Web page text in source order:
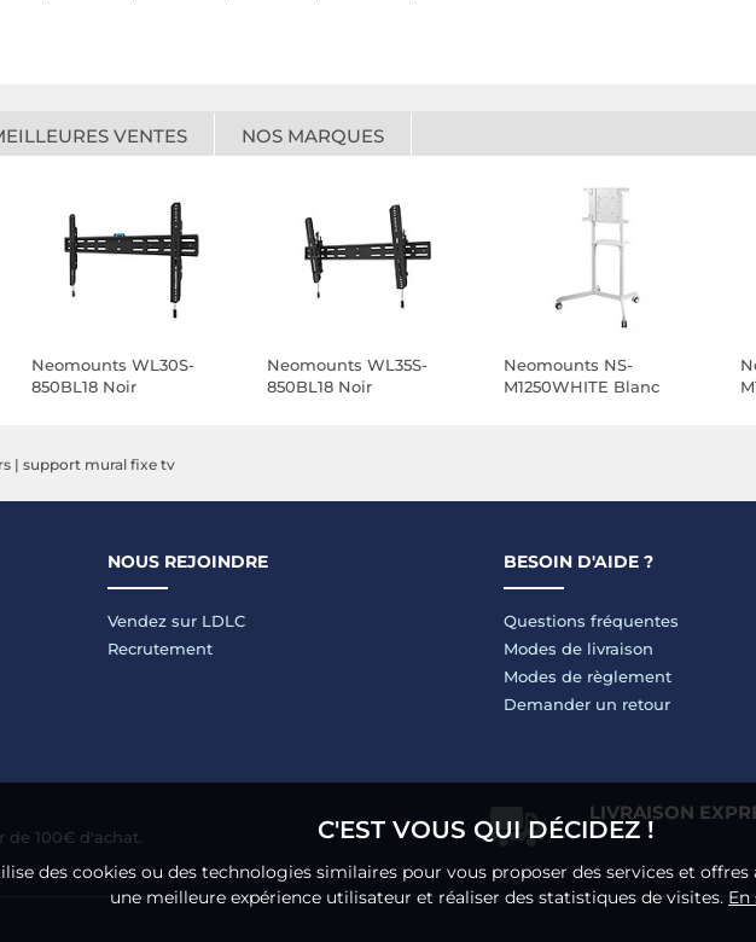
VENTES NOS MARQUES
Neomounts WL30S-
850BL18 Noir
Neomounts WL35S-
850BL18 Noir
Neomounts NS-
M1250WHITE Blanc
| support mural fixe tv
NOUS REJOINDRE
Vendez sur LDLC
Recrutement
BESOIN D'AIDE ?
Questions fréquentes
Modes de livraison
Modes de règlement
Demander un retour
de 100€ d'achat.
LIVRAISON
C'EST VOUS QUI DÉCIDEZ !
des cookies ou des technologies similaires pour vous proposer des services et
une meilleure expérience utilisateur et réaliser des statistiques de visites. En